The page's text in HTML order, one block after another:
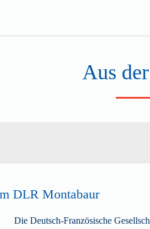
Aus
DLR Montabaur
Die Deutsch-Französische